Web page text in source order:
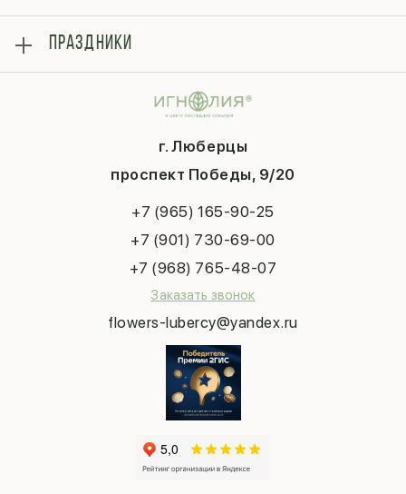
г. Люберцы
проспект Победы, 9/20
+7 (965) 165-90-25
+7 (901) 730-69-00
+7 (968) 765-48-07
Заказать звонок
flowers-lubercy@yandex.ru
Отзывы
Блог
Гарантии
Контакты
Публичная оферта
Букеты
Композиции
ПРАЗДНИКИ
Последний звонок